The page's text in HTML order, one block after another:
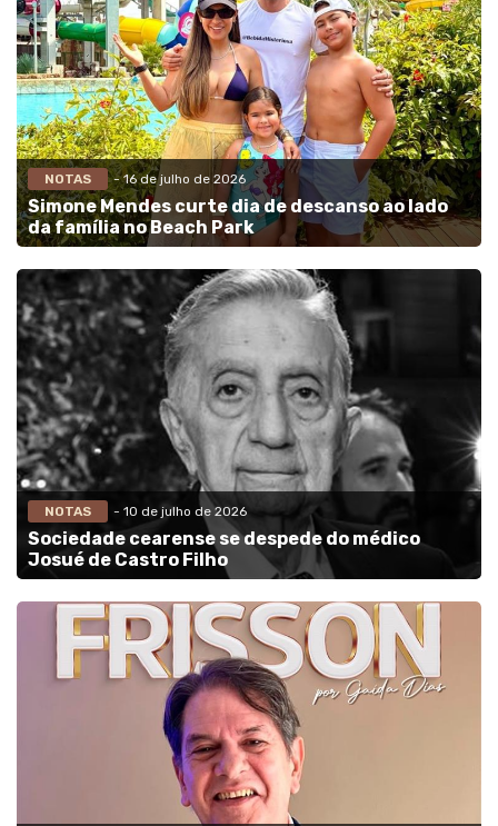
NOTAS - 16 de julho de 2026
Simone Mendes curte dia de descanso ao lado
da família no Beach Park
NOTAS - 10 de julho de 2026
Sociedade cearense se despede do médico
Josué de Castro Filho